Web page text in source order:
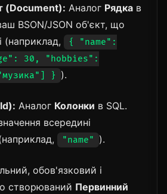
(Document): Аналог Рядка в
BSON/JSON об'єкт, що
(наприклад,
{ "name":
30, "hobbies":
} ).
Аналог Колонки в SQL.
всередині
"name" ).
обов'язковий і
створюваний Первинний